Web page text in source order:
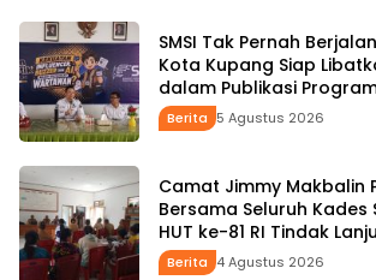
SMSI Tak Pernah
Kota Kupang Siap
dalam Publikasi
Berita 5 Agustus 2026
Camat Jimmy Makbalin
Bersama Seluruh Kades
HUT ke-81 RI Tindak
Bupati SBS dan Wabup
Berita 4 Agustus 2026